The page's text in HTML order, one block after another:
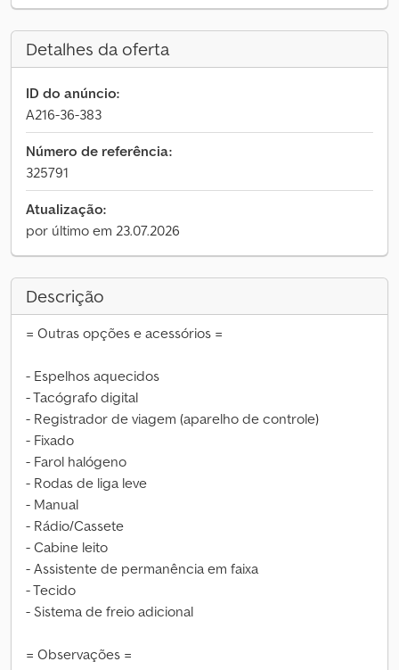
Detalhes da oferta
ID do anúncio:
A216-36-383
Número de referência:
325791
Atualização:
por último em 23.07.2026
Descrição
= Outras opções e acessórios =
- Espelhos aquecidos
- Tacógrafo digital
- Registrador de viagem (aparelho de controle)
- Fixado
- Farol halógeno
- Rodas de liga leve
- Manual
- Rádio/Cassete
- Cabine leito
- Assistente de permanência em faixa
- Tecido
- Sistema de freio adicional
= Observações =